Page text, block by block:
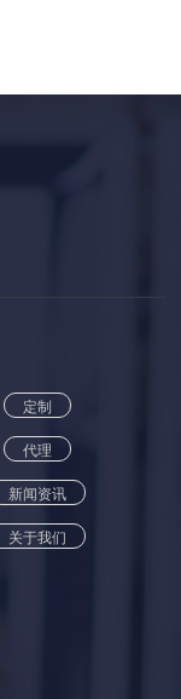
定制
代理
新闻资讯
关于我们